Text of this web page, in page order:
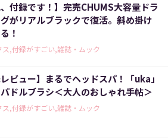
、付録です！】完売CHUMS大容量ドラ
がリアルブラックで復活。斜め掛け
！
ス,付録がすごい,雑誌・ムック
レビュー】まるでヘッドスパ！「uka」
ドルブラシ＜大人のおしゃれ手帖＞
ス,付録がすごい,雑誌・ムック